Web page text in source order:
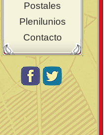
Postales
Plenilunios
Contacto